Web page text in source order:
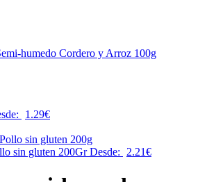
1.29€
sin gluten 200Gr Desde: 2.21€